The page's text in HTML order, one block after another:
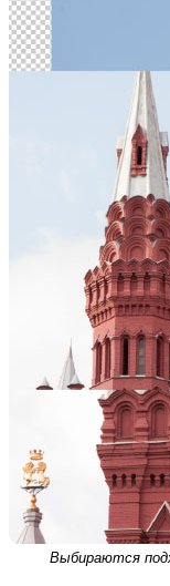
Выбираются